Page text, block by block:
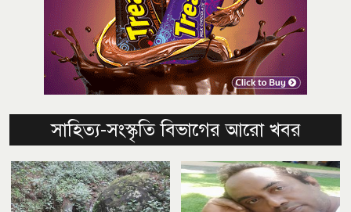
সাহিত্য-সংস্কৃতি বিভাগের আরো খবর